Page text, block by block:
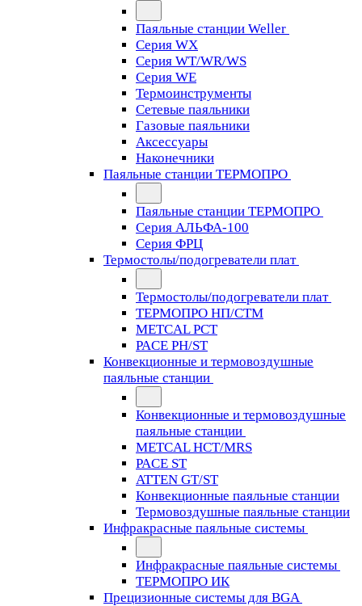
Паяльные станции Weller
Серия WX
Серия WT/WR/WS
Серия WE
Термоинструменты
Сетевые паяльники
Газовые паяльники
Аксессуары
Наконечники
Паяльные станции ТЕРМОПРО
Паяльные станции ТЕРМОПРО
Серия АЛЬФА-100
Серия ФРЦ
Термостолы/подогреватели плат
Термостолы/подогреватели плат
ТЕРМОПРО НП/СТМ
METCAL PCT
PACE PH/ST
Конвекционные и термовоздушные
паяльные станции
Конвекционные и термовоздушные
паяльные станции
METCAL HCT/MRS
PACE ST
ATTEN GT/ST
Конвекционные паяльные станции
Термовоздушные паяльные станции
Инфракрасные паяльные системы
Инфракрасные паяльные системы
ТЕРМОПРО ИК
Прецизионные системы для BGA